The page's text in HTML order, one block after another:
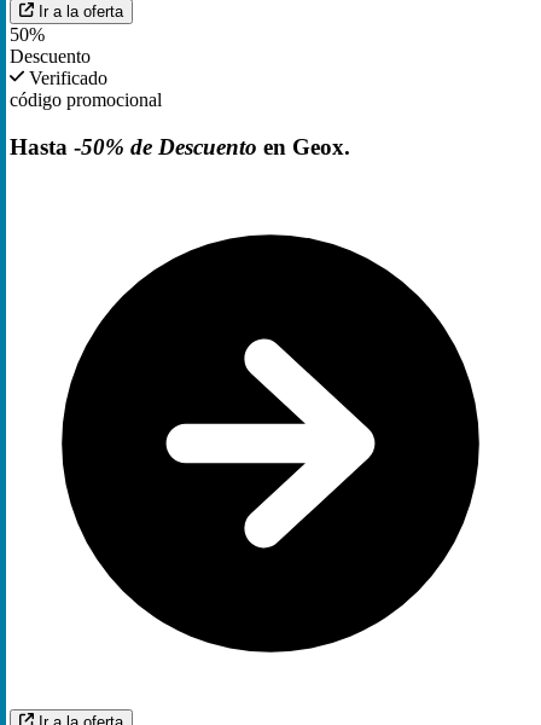
Ir a la oferta
50%
Descuento
Verificado
código promocional
Hasta -50% de Descuento en Geox.